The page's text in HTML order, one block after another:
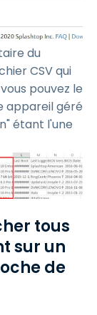
du
CSV qui
pouvez le
appareil géré
étant l'une
tous
sur un
de